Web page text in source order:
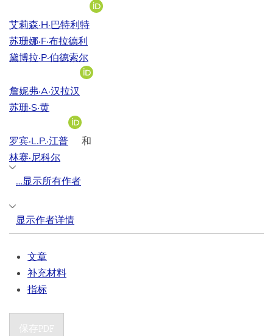
艾莉森·H·巴特利特
[在新窗口中打开]
苏珊娜·F·布拉德利
黛博拉·P·伯德索尔
詹妮弗·A·汉拉汉
[在新窗口中打开]
苏珊·S·黄
罗宾·L.P.·江普
[在新窗口中打开]
和
林赛·尼科尔
…显示所有作者
显示作者详情
文章
补充材料
指标
保存PDF